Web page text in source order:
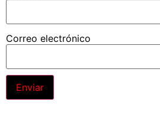
Correo electrónico